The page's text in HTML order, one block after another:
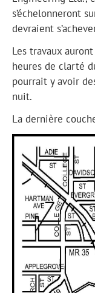
s’échelonneront
devraient
Les travaux
heures de clarté
pourrait y avoir
nuit.
La dernière